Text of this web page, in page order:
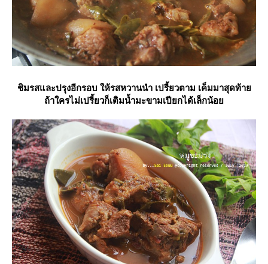
ชิมรสและปรุงอีกรอบ ให้รสหวานนำ เปรี้ยวตาม เค็มมาสุดท้า
ถ้าใครไม่เปรี้ยวก็เติมน้ำมะขามเปียกได้เล็กน้อ